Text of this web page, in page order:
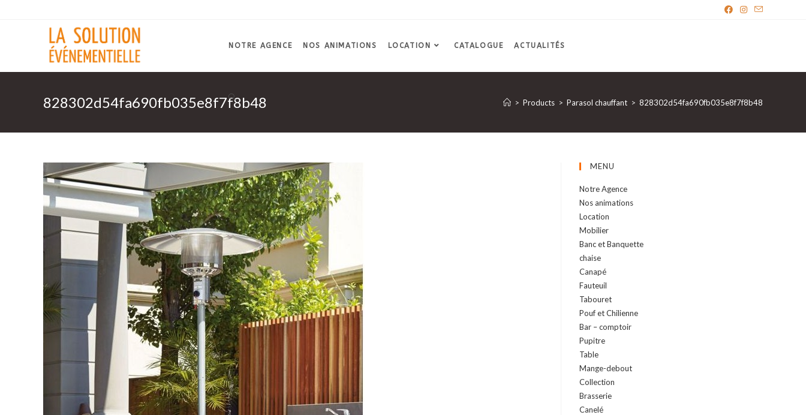
NOTRE AGENCE NOS ANIMATIONS LOCATION CATALOGUE ACTUALITÉS
828302d54fa690fb035e8f7f8b48 > Products > Parasol chauffant > 828302d54fa690fb035e8f7f8b48
MENU
Notre Agence
Nos animations
Location
Mobilier
Banc et Banquette
chaise
Canapé
Fauteuil
Tabouret
Pouf et Chilienne
Bar – comptoir
Pupitre
Table
Mange-debout
Collection
Brasserie
Canelé